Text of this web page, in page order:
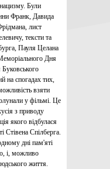
Були
Франк, Давида
лист
тексти та
Пауля Целана
Дня
на спогадах тих,
взяти
у фільмі. Це
з приводу
якого відбулася
Стівена Спілберга.
дні пам'яті
і, можливо
життя.